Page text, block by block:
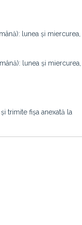
lunea și miercurea,
lunea și miercurea,
trimite fișa anexată la